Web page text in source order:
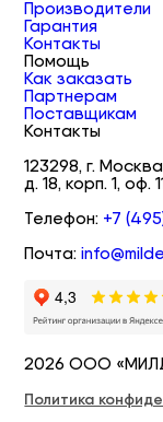
Производители
Гарантия
Контакты
Помощь
Как заказать
Партнерам
Поставщикам
Контакты
д. 18, корп. 1, оф.
Телефон: +7
Почта:
2026 ООО
Политика